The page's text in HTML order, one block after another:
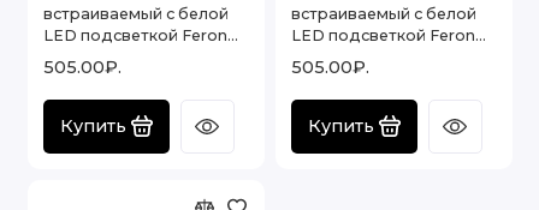
встраиваемый с белой
LED подсветкой Feron
GX53 без лампы
прозрачный , 41294
505.00₽.
Купить
встраиваемый с белой
LED подсветкой Feron
GX53 без лампы
прозрачный , 29475
505.00₽.
Купить